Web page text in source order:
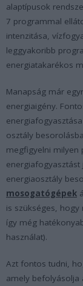
alaptípusok
7 programmal
intenzitása,
leggyakoribb
energiatakarékos
Manapság már
energiaigény.
osztály
megfigyelni milyen
energiaosztály
mosogatógépek
is szükséges,
így még
használat).
Azt fontos tudni,
amely befolyásolja